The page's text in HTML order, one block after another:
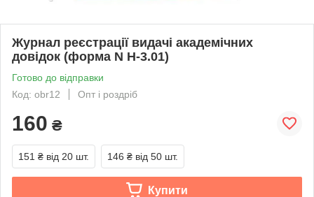
Журнал реєстрації видачі академічних
довідок (форма N Н-3.01)
Готово до відправки
Код: obr12
Опт і роздріб
160 ₴
151 ₴ від 20 шт. 146 ₴ від 50 шт.
Купити